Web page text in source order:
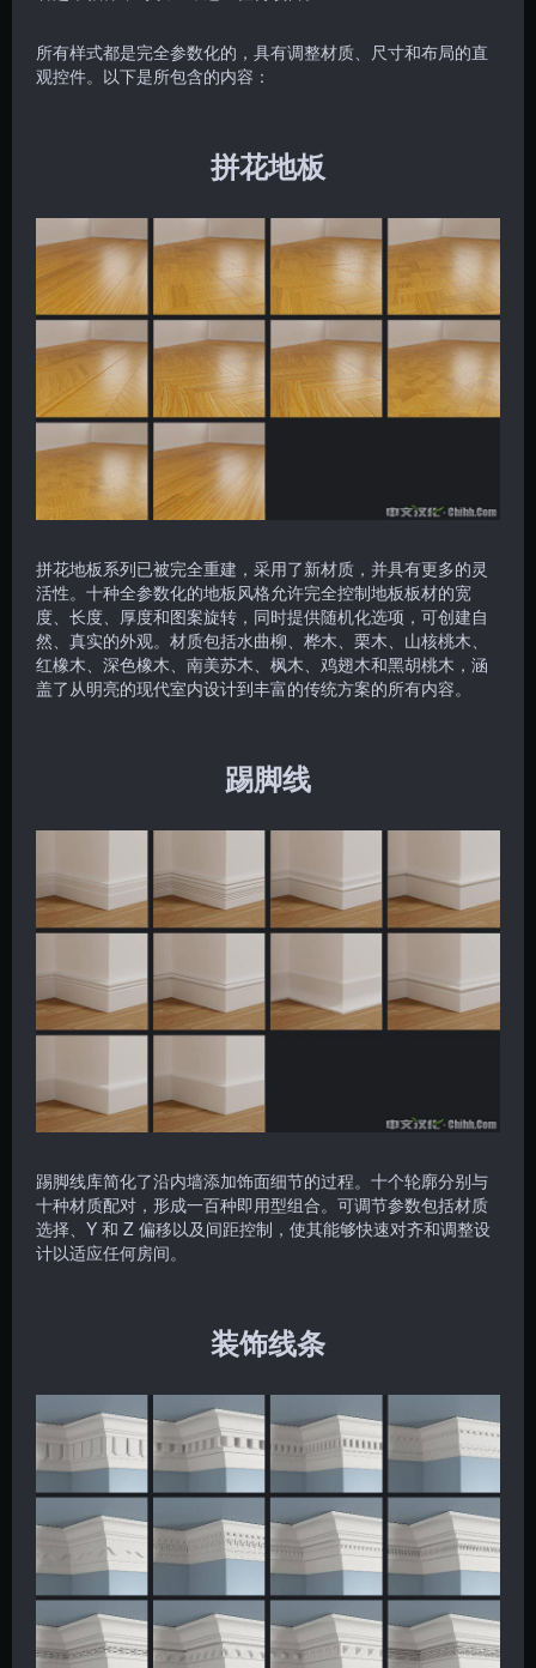
所有样式都是完全参数化的，具有调整材质、尺寸和布局的直
观控件。以下是所包含的内容：
拼花地板
拼花地板系列已被完全重建，采用了新材质，并具有更多的灵
活性。十种全参数化的地板风格允许完全控制地板板材的宽
度、长度、厚度和图案旋转，同时提供随机化选项，可创建自
然、真实的外观。材质包括水曲柳、桦木、栗木、山核桃木、
红橡木、深色橡木、南美苏木、枫木、鸡翅木和黑胡桃木 ，涵
盖了从明亮的现代室内设计到丰富的传统方案的所有内容。
踢脚线
踢脚线库简化了沿内墙添加饰面细节的过程。十个轮廓分别与
十种材质配对，形成一百种即用型组合。可调节参数包括材质
选择、Y 和 Z 偏移以及间距控制，使其能够快速对齐和调整设
计以适应任何房间。
装饰线条